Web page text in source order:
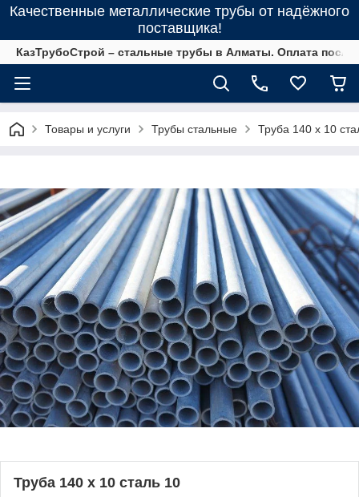
Качественные металлические трубы от надёжного
поставщика!
КазТрубоСтрой – стальные трубы в Алматы. Оплата
Товары и услуги Трубы стальные Труба 140 х 10
Труба 140 х 10 сталь 10